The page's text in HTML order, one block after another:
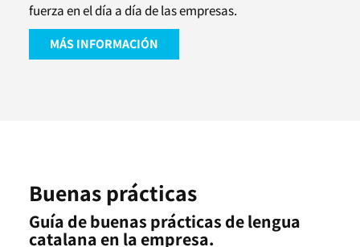
fuerza en el día a día de las empresas.
MÁS INFORMACIÓN
Buenas prácticas
Guía de buenas prácticas de lengua
catalana en la empresa.